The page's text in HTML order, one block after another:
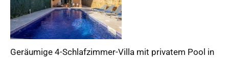
Geräumige 4-Schlafzimmer-Villa mit privatem Pool in